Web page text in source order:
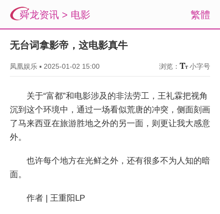
繁體
舜龙资讯 > 电影
无台词拿影帝，这电影真牛
凤凰娱乐 ▪ 2025-01-02 15:00 浏览： 小字号
关于“富都”和电影涉及的非法劳工，王礼霖把视角
沉到这个环境中，通过一场看似荒唐的冲突，侧面刻画
了马来西亚在旅游胜地之外的另一面，则更让我大感意
外。
也许每个地方在光鲜之外，还有很多不为人知的暗
面。
作者 | 王重阳LP